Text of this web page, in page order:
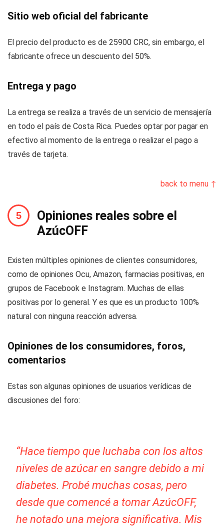
Sitio web oficial del fabricante
El precio del producto es de 25900 CRC, sin embargo, el
fabricante ofrece un descuento del 50%.
Entrega y pago
La entrega se realiza a través de un servicio de mensajería
en todo el país de Costa Rica. Puedes optar por pagar en
efectivo al momento de la entrega o realizar el pago a
través de tarjeta.
back to menu ↑
Opiniones reales sobre el
AzúcOFF
Existen múltiples opiniones de clientes consumidores,
como de opiniones Ocu, Amazon, farmacias positivas, en
grupos de Facebook e Instagram. Muchas de ellas
positivas por lo general. Y es que es un producto 100%
natural con ninguna reacción adversa.
Opiniones de los consumidores, foros,
comentarios
Estas son algunas opiniones de usuarios verídicas de
discusiones del foro:
“Hace tiempo que luchaba con los altos
niveles de azúcar en sangre debido a mi
diabetes. Probé muchas cosas, pero
desde que comencé a tomar AzúcOFF,
he notado una mejora significativa. Mis